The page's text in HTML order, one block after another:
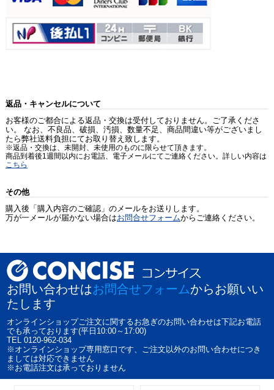
返品・キャンセルについて
お客様のご都合による返品・交換は受付しておりません。ご了承くださ
い。 なお、不良品、破損、汚損、数量不足、商品間違い等がございまし
たら弊社送料負担にてお取り替え致します。
※返品・交換は、未開封、未使用のものに限らせて頂きます。
商品到着後1週間以内にお電話、電子メールにてご連絡ください。詳しい内容は
こちら
その他
購入後「購入内容のご確認」のメールをお送りします。
万が一メールが届かない場合はお問合せフォームからご連絡ください。
お問い合わせはお問合せフォームからお願いい
たします
オンラインショップご注文に関するお急ぎのお問い合わせは下記お電話
でも承っております(平日10:00～17:00)
TEL 0120-962-034
※オンラインショップ専用窓口です、ご注文以外のお問い合わせにつき
ましては対応できません
※お電話注文は承っておりません